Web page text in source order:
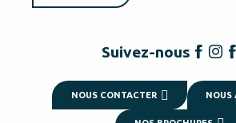
Suivez-nous
NOUS CONTACTER NOUS